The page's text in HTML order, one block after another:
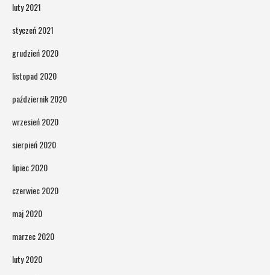
luty 2021
styczeń 2021
grudzień 2020
listopad 2020
październik 2020
wrzesień 2020
sierpień 2020
lipiec 2020
czerwiec 2020
maj 2020
marzec 2020
luty 2020